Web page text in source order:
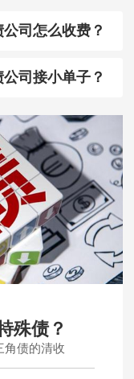
公司怎么收费？
公司接小单子？
殊债？
角债的清收